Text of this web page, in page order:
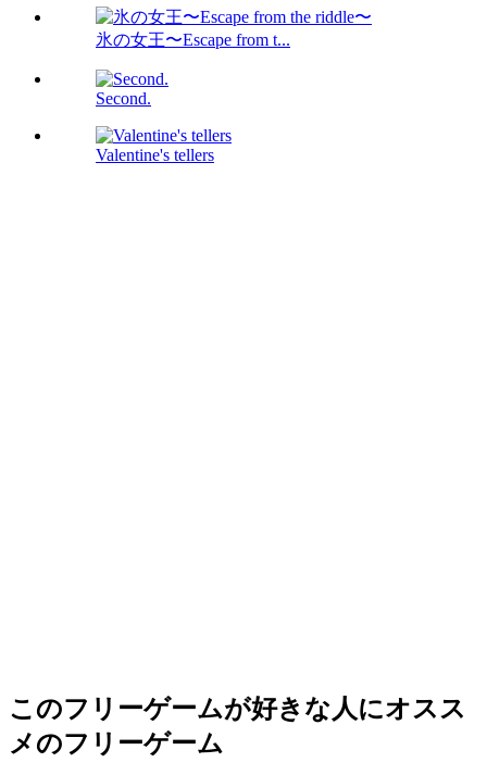
氷の女王〜Escape from t...
Second.
Valentine's tellers
このフリーゲームが好きな人にオスス
メのフリーゲーム